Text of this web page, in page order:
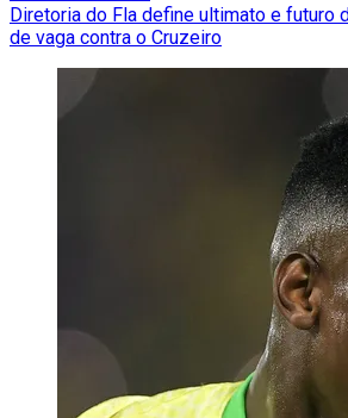
Diretoria do Fla define ultimato e futuro
de vaga contra o Cruzeiro